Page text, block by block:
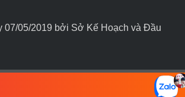
07/05/2019 bởi Sở Kế Hoạch và Đầu